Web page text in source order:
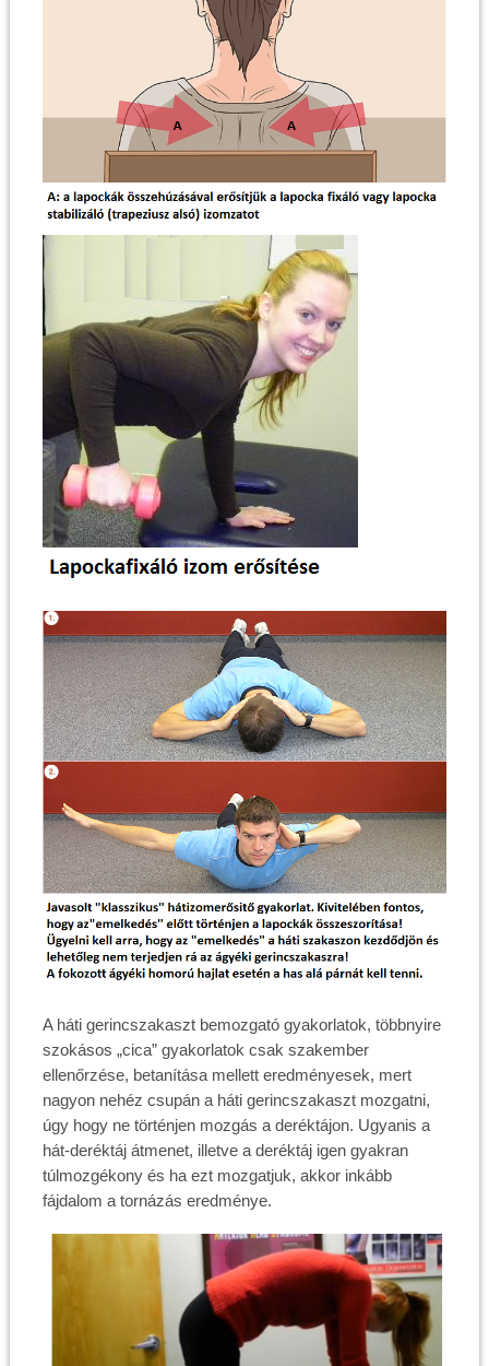
A háti gerincszakaszt bemozgató gyakorlatok, többnyire
szokásos „cica” gyakorlatok csak szakember
ellenőrzése, betanítása mellett eredményesek, mert
nagyon nehéz csupán a háti gerincszakaszt mozgatni,
úgy hogy ne történjen mozgás a deréktájon. Ugyanis a
hát-deréktáj átmenet, illetve a deréktáj igen gyakran
túlmozgékony és ha ezt mozgatjuk, akkor inkább
fájdalom a tornázás eredménye.